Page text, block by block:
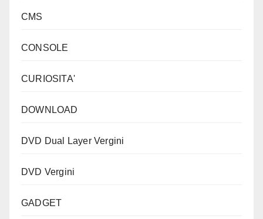
CMS
CONSOLE
CURIOSITA'
DOWNLOAD
DVD Dual Layer Vergini
DVD Vergini
GADGET